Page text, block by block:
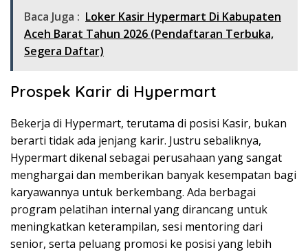
Baca Juga : Loker Kasir Hypermart Di Kabupaten
Aceh Barat Tahun 2026 (Pendaftaran Terbuka,
Segera Daftar)
Prospek Karir di Hypermart
Bekerja di Hypermart, terutama di posisi Kasir, bukan
berarti tidak ada jenjang karir. Justru sebaliknya,
Hypermart dikenal sebagai perusahaan yang sangat
menghargai dan memberikan banyak kesempatan bagi
karyawannya untuk berkembang. Ada berbagai
program pelatihan internal yang dirancang untuk
meningkatkan keterampilan, sesi mentoring dari
senior, serta peluang promosi ke posisi yang lebih